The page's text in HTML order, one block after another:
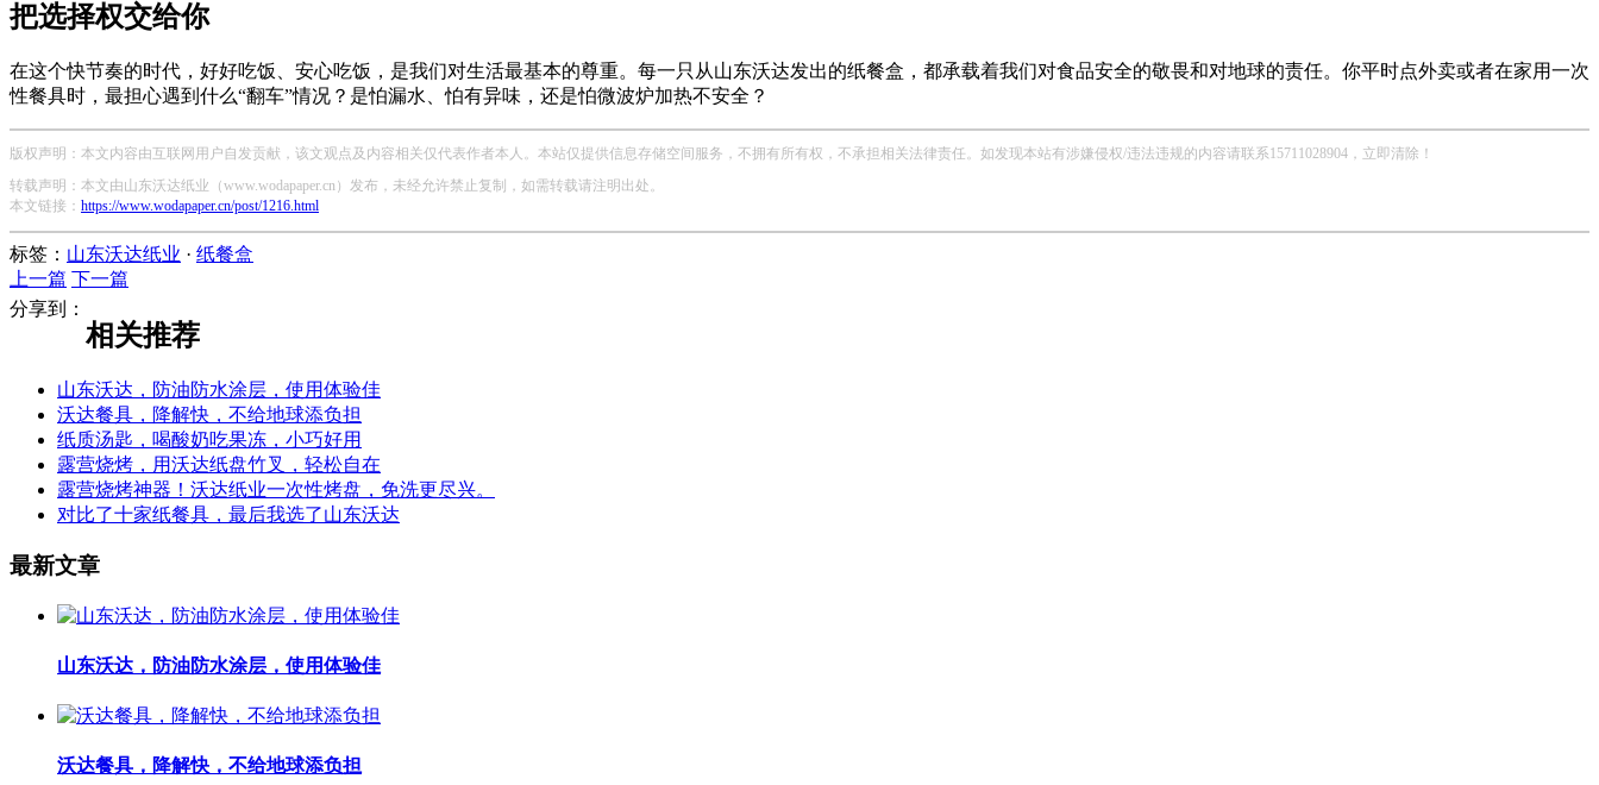
把选择权交给你
在这个快节奏的时代，好好吃饭、安心吃饭，是我们对生活最基本的尊重。每一只从山东沃达发出的纸餐盒，都承载着我们对食品安全的敬畏和对地球的责任。 你平时点外卖或者在家用一次
性餐具时，最担心遇到什么“翻车”情况？是怕漏水、怕有异味，还是怕微波炉加热不安全？
版权声明：本文内容由互联网用户自发贡献，该文观点及内容相关仅代表作者本人。本站仅提供信息存储空间服务，不拥有所有权，不承担相关法律责任。如发现本站有涉嫌侵权/违法违规的内容请联系15711028904，立即清除！
转载声明：本文由山东沃达纸业（www.wodapaper.cn）发布，未经允许禁止复制，如需转载请注明出处。
本文链接： https://www.wodapaper.cn/post/1216.html
标签： 山东沃达纸业 · 纸餐盒
上一篇 下一篇
分享到：
相关推荐
山东沃达，防油防水涂层，使用体验佳
沃达餐具，降解快，不给地球添负担
纸质汤匙，喝酸奶吃果冻，小巧好用
露营烧烤，用沃达纸盘竹叉，轻松自在
露营烧烤神器！沃达纸业一次性烤盘，免洗更尽兴。
对比了十家纸餐具，最后我选了山东沃达
最新文章
山东沃达，防油防水涂层，使用体验佳
沃达餐具，降解快，不给地球添负担